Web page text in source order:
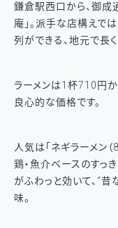
鎌倉駅西口から、御成
庵」。派手な店構えで
列ができる、地元で長
ラーメンは1杯710円か
良心的な価格です。
人気は「ネギラーメン（
鶏・魚介ベースのすっ
がふわっと効いて、“昔
味。